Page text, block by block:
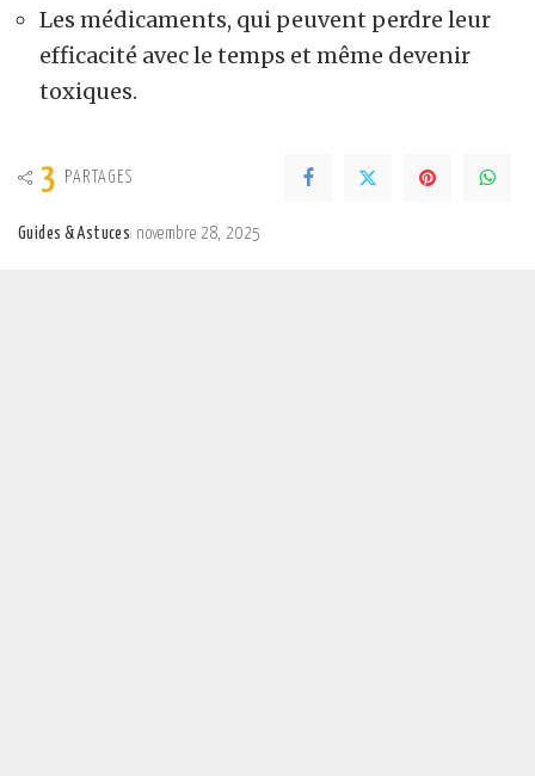
Les médicaments, qui peuvent perdre leur
efficacité avec le temps et même devenir
toxiques.
3 PARTAGES
Guides & Astuces novembre 28, 2025